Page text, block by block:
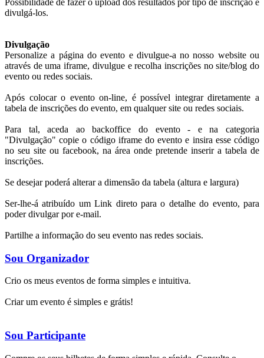
divulgá-los.
Divulgação
Personalize a página do evento e divulgue-a no nosso website ou
através de uma iframe, divulgue e recolha inscrições no site/blog do
evento ou redes sociais.
Após colocar o evento on-line, é possível integrar diretamente a
tabela de inscrições do evento, em qualquer site ou redes sociais.
Para tal, aceda ao backoffice do evento - e na categoria
"Divulgação" copie o código iframe do evento e insira esse código
no seu site ou facebook, na área onde pretende inserir a tabela de
inscrições.
Se desejar poderá alterar a dimensão da tabela (altura e largura)
Ser-lhe-á atribuído um Link direto para o detalhe do evento, para
poder divulgar por e-mail.
Partilhe a informação do seu evento nas redes sociais.
Sou Organizador
Crio os meus eventos de forma simples e intuitiva.
Criar um evento é simples e grátis!
Sou Participante